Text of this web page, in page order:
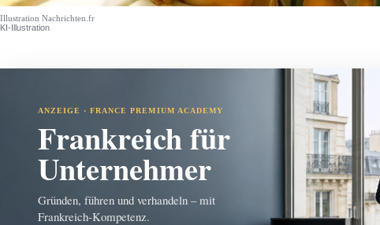
Illustration Nachrichten.fr
KI-Illustration
ANZEIGE · FRANCE PREMIUM ACADEMY
Frankreich für
Unternehmer
Gründen, führen und verhandeln – mit
Frankreich-Kompetenz.